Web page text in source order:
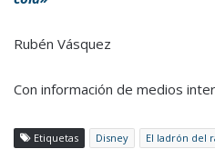
Rubén Vásquez
Con información de medios
Etiquetas Disney El ladrón del